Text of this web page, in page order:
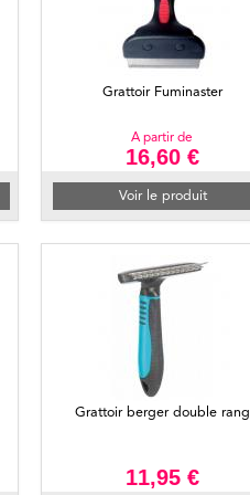
Grattoir Fuminaster
A partir de
16,60 €
Voir le produit
Grattoir berger double rang
11,95 €